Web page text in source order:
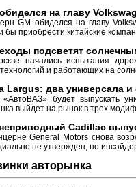
на главу
GM обиделся на главу
бы приобрести китайские
подсветят
начались испытания
и работающих на
Largus: два универсала и
будет выпускать
выйдет на рынок в трех
Cadillac
General Motors снова
не утвержден, но
авторынка